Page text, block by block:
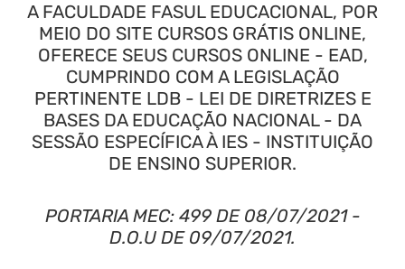
A FACULDADE FASUL EDUCACIONAL, POR
MEIO DO SITE CURSOS GRÁTIS ONLINE,
OFERECE SEUS CURSOS ONLINE - EAD,
CUMPRINDO COM A LEGISLAÇÃO
PERTINENTE LDB - LEI DE DIRETRIZES E
BASES DA EDUCAÇÃO NACIONAL - DA
SESSÃO ESPECÍFICA À IES - INSTITUIÇÃO
DE ENSINO SUPERIOR.
PORTARIA MEC: 499 DE 08/07/2021 -
D.O.U DE 09/07/2021.